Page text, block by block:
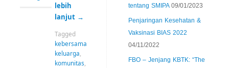
lebih
lanjut →
Tagged
kebersamaan
keluarga
komunitas
tentang SMIPA 09/01/2023
Penjaringan Kesehatan &
Vaksinasi BIAS 2022
04/11/2022
FBO – Jenjang KBTK: “The